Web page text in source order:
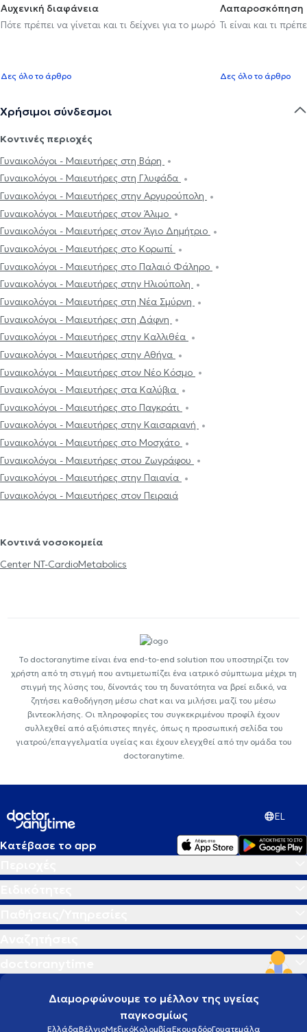
Αυχενική διαφάνεια
Πότε πρέπει να γίνεται και τι δείχνει για το μωρό
Δες όλο το άρθρο
Λαπαροσκόπηση
Τι είναι και τι
Δες όλο το άρθρο
Χρήσιμοι σύνδεσμοι
Κοντινές περιοχές
Γυναικολόγοι - Μαιευτήρες στη Βάρη
Γυναικολόγοι - Μαιευτήρες στη Γλυφάδα
Γυναικολόγοι - Μαιευτήρες στην Αργυρούπολη
Γυναικολόγοι - Μαιευτήρες στον Άλιμο
Γυναικολόγοι - Μαιευτήρες στον Άγιο Δημήτριο
Γυναικολόγοι - Μαιευτήρες στο Κορωπί
Γυναικολόγοι - Μαιευτήρες στο Παλαιό Φάληρο
Γυναικολόγοι - Μαιευτήρες στην Ηλιούπολη
Γυναικολόγοι - Μαιευτήρες στη Νέα Σμύρνη
Γυναικολόγοι - Μαιευτήρες στη Δάφνη
Γυναικολόγοι - Μαιευτήρες στην Καλλιθέα
Γυναικολόγοι - Μαιευτήρες στην Αθήνα
Γυναικολόγοι - Μαιευτήρες στον Νέο Κόσμο
Γυναικολόγοι - Μαιευτήρες στα Καλύβια
Γυναικολόγοι - Μαιευτήρες στο Παγκράτι
Γυναικολόγοι - Μαιευτήρες στην Καισαριανή
Γυναικολόγοι - Μαιευτήρες στο Μοσχάτο
Γυναικολόγοι - Μαιευτήρες στου Ζωγράφου
Γυναικολόγοι - Μαιευτήρες στην Παιανία
Γυναικολόγοι - Μαιευτήρες στον Πειραιά
Κοντινά νοσοκομεία
Center NT-CardioMetabolics
Το doctoranytime είναι ένα end-to-end solution που υποστηρίζει τον
χρήστη από τη στιγμή που αντιμετωπίζει ένα ιατρικό σύμπτωμα μέχρι τη
στιγμή της λύσης του, δίνοντάς του τη δυνατότητα να βρεί ειδικό, να
ζητήσει καθοδήγηση μέσω chat και να μιλήσει μαζί του μέσω
βιντεοκλήσης. Οι πληροφορίες του συγκεκριμένου προφίλ έχουν
συλλεχθεί από αξιόπιστες πηγές, όπως η προσωπική σελίδα του
γιατρού/επαγγελματία υγείας και έχουν ελεγχθεί από την ομάδα του
doctoranytime.
EL
Κατέβασε το app
Διαμορφώνουμε το μέλλον της υγείας
παγκοσμίως
ΕλλάδαΒέλγιοΜεξικόΚολομβίαΕκουαδόρΓουατεμάλα